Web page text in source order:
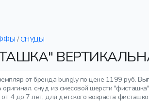
/СНУДЫ
от бренда bungly по цене 1199 руб.
снуд из смесовой шерсти
от 4 до 7 лет, для детского возраста